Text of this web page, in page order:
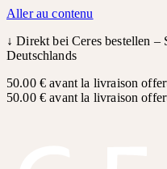
Aller au contenu
↓Direkt bei Ceres bestellen
Deutschlands
50.00 € avant la livraison
50.00 € avant la livraison